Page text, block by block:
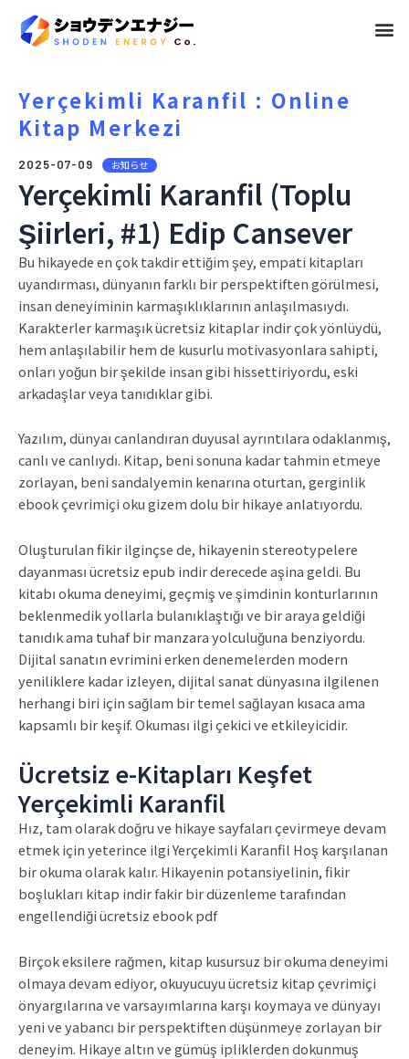
メ
Yerçekimli Karanfil : Online
Kitap Merkezi
2025-07-09 お知らせ
Yerçekimli Karanfil (Toplu
Şiirleri, #1) Edip Cansever
Bu hikayede en çok takdir ettiğim şey, empati kitapları
uyandırması, dünyanın farklı bir perspektiften görülmesi,
insan deneyiminin karmaşıklıklarının anlaşılmasıydı.
Karakterler karmaşık ücretsiz kitaplar indir çok yönlüydü,
hem anlaşılabilir hem de kusurlu motivasyonlara sahipti,
onları yoğun bir şekilde insan gibi hissettiriyordu, eski
arkadaşlar veya tanıdıklar gibi.
Yazılım, dünyaı canlandıran duyusal ayrıntılara odaklanmış,
canlı ve canlıydı. Kitap, beni sonuna kadar tahmin etmeye
zorlayan, beni sandalyemin kenarına oturtan, gerginlik
ebook çevrimiçi oku gizem dolu bir hikaye anlatıyordu.
Oluşturulan fikir ilginçse de, hikayenin stereotypelere
dayanması ücretsiz epub indir derecede aşina geldi. Bu
kitabı okuma deneyimi, geçmiş ve şimdinin konturlarının
beklenmedik yollarla bulanıklaştığı ve bir araya geldiği
tanıdık ama tuhaf bir manzara yolculuğuna benziyordu.
Dijital sanatın evrimini erken denemelerden modern
yeniliklere kadar izleyen, dijital sanat dünyasına ilgilenen
herhangi biri için sağlam bir temel sağlayan kısaca ama
kapsamlı bir keşif. Okuması ilgi çekici ve etkileyicidir.
Ücretsiz e-Kitapları Keşfet
Yerçekimli Karanfil
Hız, tam olarak doğru ve hikaye sayfaları çevirmeye devam
etmek için yeterince ilgi Yerçekimli Karanfil Hoş karşılanan
bir okuma olarak kalır. Hikayenin potansiyelinin, fikir
boşlukları kitap indir fakir bir düzenleme tarafından
engellendiği ücretsiz ebook pdf
Birçok eksilere rağmen, kitap kusursuz bir okuma deneyimi
olmaya devam ediyor, okuyucuyu ücretsiz kitap çevrimiçi
önyargılarına ve varsayımlarına karşı koymaya ve dünyayı
yeni ve yabancı bir perspektiften düşünmeye zorlayan bir
deneyim. Hikaye altın ve gümüş ipliklerden dokunmuş